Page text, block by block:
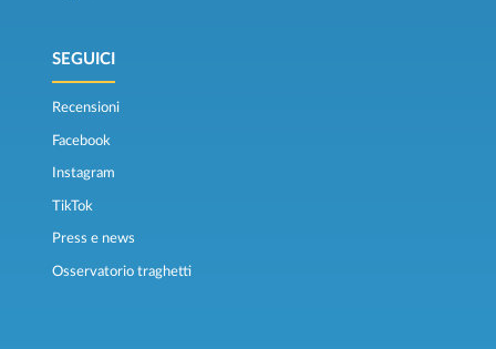
SEGUICI
Recensioni
Facebook
Instagram
TikTok
Press e news
Osservatorio traghetti